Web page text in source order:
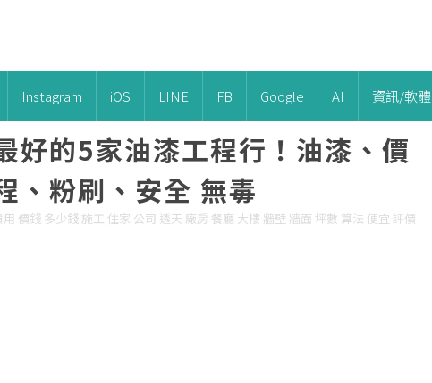
Instagram iOS LINE FB Google AI 資訊/軟體
好的5家油漆工程行！油漆、價
、粉刷、安全 無毒
價錢 多少錢 施工 住家 公司 透天 廠房 餐廳 大樓 牆壁 牆面 坪數 算法 便宜 評價